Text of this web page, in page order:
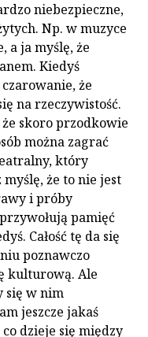
niebez­pieczne,
Np. w muzyce
a ja myślę, że
Kiedyś
że
na rzeczywistość.
skoro przodkowie
można zagrać
który
że to nie jest
i próby
pamięć
Całość tę da się
poznawczo
kulturową. Ale
się w nim
jeszcze jakaś
dzieje się między